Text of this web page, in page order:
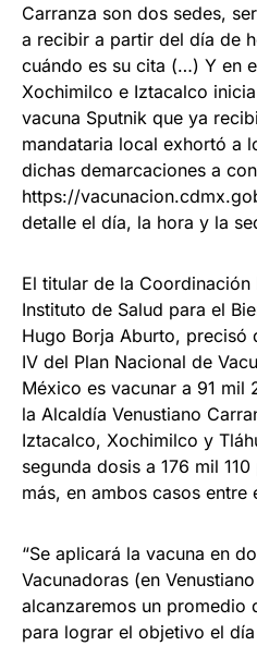
Carranza son dos sedes,
a recibir a partir del día de
cuándo es su cita (…) Y en
Xochimilco e Iztacalco
vacuna Sputnik que ya
mandataria local exhortó a
dichas demarcaciones a
https://
detalle el día, la hora y la
El titular de la
Instituto de Salud para el
Hugo Borja Aburto, precisó
IV del Plan Nacional de
México es vacunar a 91 mil
la Alcaldía Venustiano
Iztacalco, Xochimilco y
segunda dosis a 176 mil
más, en ambos casos entre
“Se aplicará la vacuna en
Vacunadoras (en
alcanzaremos un promedio
para lograr el objetivo el